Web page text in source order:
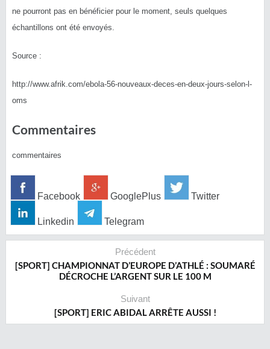
ne pourront pas en bénéficier pour le moment, seuls quelques
échantillons ont été envoyés.
Source :
http://www.afrik.com/ebola-56-nouveaux-deces-en-deux-jours-selon-l-
oms
Commentaires
commentaires
Facebook GooglePlus Twitter
Linkedin Telegram
Précédent
[SPORT] CHAMPIONNAT D’EUROPE D’ATHLÉ : SOUMARÉ
DÉCROCHE L’ARGENT SUR LE 100 M
Suivant
[SPORT] ERIC ABIDAL ARRÊTE AUSSI !